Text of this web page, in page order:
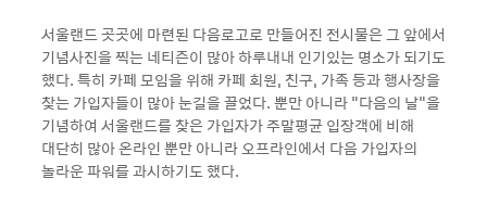
서울랜드 곳곳에 마련된 다음로고로 만들어진 전시물은 그 앞에서
기념사진을 찍는 네티즌이 많아 하루내내 인기있는 명소가 되기도
했다. 특히 카페 모임을 위해 카페 회원, 친구, 가족 등과 행사장을
찾는 가입자들이 많아 눈길을 끌었다. 뿐만 아니라 "다음의 날"을
기념하여 서울랜드를 찾은 가입자가 주말평균 입장객에 비해
대단히 많아 온라인 뿐만 아니라 오프라인에서 다음 가입자의
놀라운 파워를 과시하기도 했다.